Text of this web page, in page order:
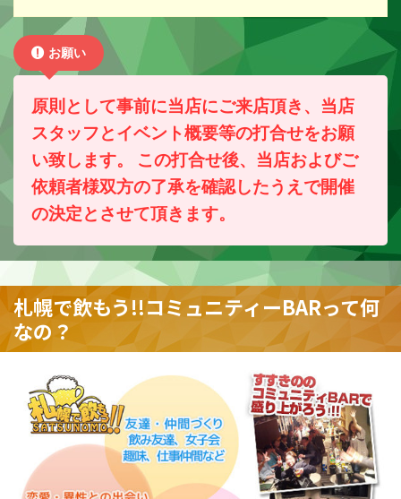
お願い
原則として事前に当店にご来店頂き、当店
スタッフとイベント概要等の打合せをお願
い致します。 この打合せ後、当店およびご
依頼者様双方の了承を確認したうえで開催
の決定とさせて頂きます。
札幌で飲もう!!コミュニティーBARって何
なの？